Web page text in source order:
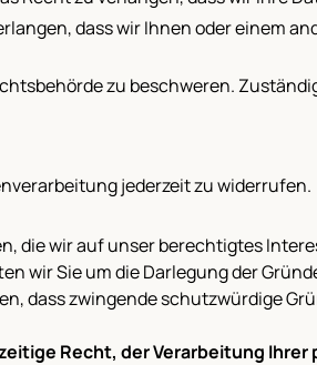
dass wir Ihnen oder einem
zu beschweren.
jederzeit zu widerrufen.
die wir auf unser berechtigtes
wir Sie um die Darlegung der
dass zwingende schutzwürdige
Recht, der Verarbeitung